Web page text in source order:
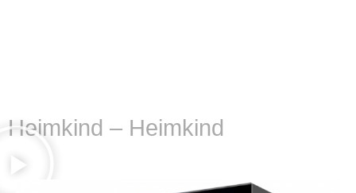
Heimkind – Heimkind